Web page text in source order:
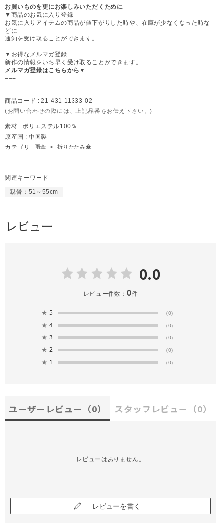
お買いものを更にお楽しみいただくために
▼商品のお気に入り登録
お気に入りアイテムの商品が値下がりした時や、在庫が少なくなった時な
どに
通知を受け取ることができます。
▼お得なメルマガ登録
新作の情報をいち早く受け取ることができます。
メルマガ登録はこちらから▼
===
商品コード : 21-431-11333-02
(お問い合わせの際には、上記品番をお伝え下さい。)
素材 : ポリエステル100％
原産国 : 中国製
カテゴリ : 雨傘 > 折りたたみ傘
関連キーワード
親骨：51～55cm
レビュー
0.0
レビュー件数： 0件
★ 5 (0)
★ 4 (0)
★ 3 (0)
★ 2 (0)
★ 1 (0)
ユーザーレビュー （0） スタッフレビュー （0）
レビューはありません。
レビューを書く